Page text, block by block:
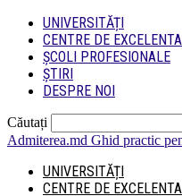
UNIVERSITĂȚI
CENTRE DE EXCELENTA
ȘCOLI PROFESIONALE
ȘTIRI
DESPRE NOI
Căutați
Admiterea.md Ghid practic
UNIVERSITĂȚI
CENTRE DE EXCELENTA